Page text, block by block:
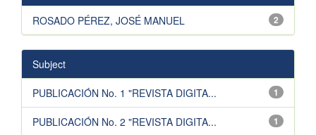
2
ROSADO PÉREZ, JOSÉ MANUEL
Subject
1
PUBLICACIÓN No. 1 "REVISTA DIGITA...
1
PUBLICACIÓN No. 2 "REVISTA DIGITA...